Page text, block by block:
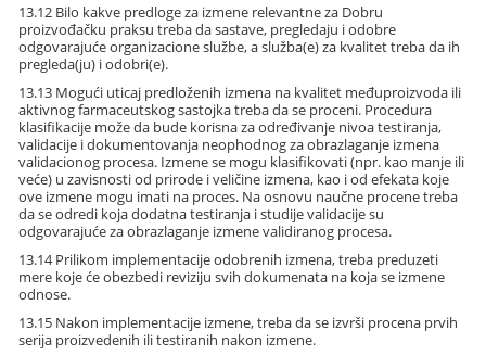
13.12 Bilo kakve predloge za izmene relevantne za Dobru
proizvođačku praksu treba da sastave, pregledaju i odobre
odgovarajuće organizacione službe, a služba(e) za kvalitet treba da ih
pregleda(ju) i odobri(e).
13.13 Mogući uticaj predloženih izmena na kvalitet međuproizvoda ili
aktivnog farmaceutskog sastojka treba da se proceni. Procedura
klasifikacije može da bude korisna za određivanje nivoa testiranja,
validacije i dokumentovanja neophodnog za obrazlaganje izmena
validacionog procesa. Izmene se mogu klasifikovati (npr. kao manje ili
veće) u zavisnosti od prirode i veličine izmena, kao i od efekata koje
ove izmene mogu imati na proces. Na osnovu naučne procene treba
da se odredi koja dodatna testiranja i studije validacije su
odgovarajuće za obrazlaganje izmene validiranog procesa.
13.14 Prilikom implementacije odobrenih izmena, treba preduzeti
mere koje će obezbedi reviziju svih dokumenata na koja se izmene
odnose.
13.15 Nakon implementacije izmene, treba da se izvrši procena prvih
serija proizvedenih ili testiranih nakon izmene.